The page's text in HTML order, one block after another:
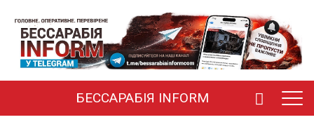
БЕССАРАБІЯ INFORM